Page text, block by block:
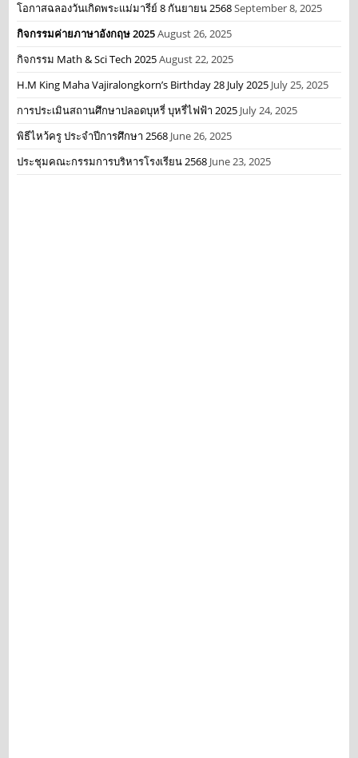
โอกาสฉลองวันเกิดพระแม่มารีย์ 8 กันยายน 2568September 8, 2025
กิจกรรมค่ายภาษาอังกฤษ 2025August 26, 2025
กิจกรรม Math & Sci Tech 2025August 22, 2025
H.M King Maha Vajiralongkorn’s Birthday 28 July 2025 July 25, 2025
การประเมินสถานศึกษาปลอดบุหรี่ บุหรี่ไฟฟ้า 2025 July 24, 2025
พิธีไหว้ครู ประจำปีการศึกษา 2568 June 26, 2025
ประชุมคณะกรรมการบริหารโรงเรียน 2568 June 23, 2025